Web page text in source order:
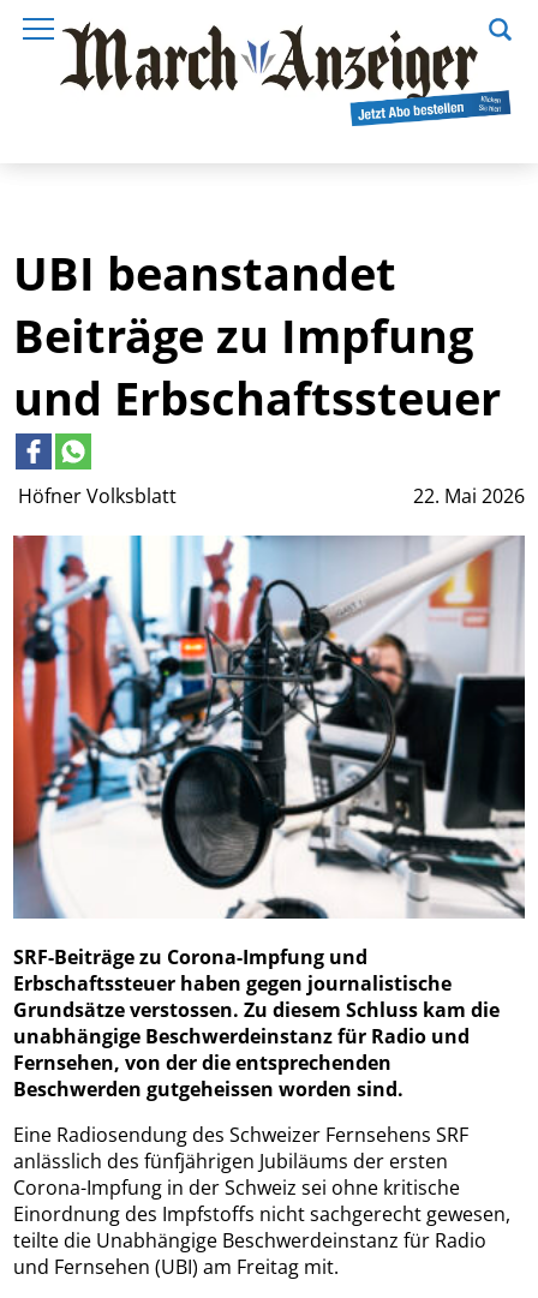
Höfner Volksblatt 22. Mai 2026
UBI beanstandet
Beiträge zu Impfung
und Erbschaftssteuer
SRF-Beiträge zu Corona-Impfung und
Erbschaftssteuer haben gegen journalistische
Grundsätze verstossen. Zu diesem Schluss kam die
unabhängige Beschwerdeinstanz für Radio und
Fernsehen, von der die entsprechenden
Beschwerden gutgeheissen worden sind.
Eine Radiosendung des Schweizer Fernsehens SRF
anlässlich des fünfjährigen Jubiläums der ersten
Corona-Impfung in der Schweiz sei ohne kritische
Einordnung des Impfstoffs nicht sachgerecht gewesen,
teilte die Unabhängige Beschwerdeinstanz für Radio
und Fernsehen (UBI) am Freitag mit.